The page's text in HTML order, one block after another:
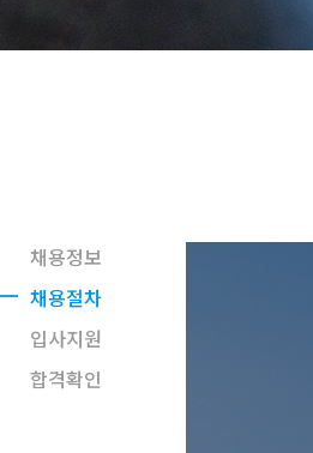
채용정보
채용절차
입사지원
합격확인